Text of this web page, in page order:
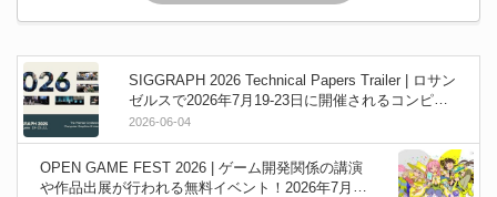
SIGGRAPH 2026 Technical Papers Trailer | ロサン
ゼルスで2026年7月19-23日に開催されるコンピュ
ータグラフィックスとインタラクティブ技術のイ
ベント！技術論文トレーラーが公開！
2026-06-04
OPEN GAME FEST 2026 | ゲーム開発関係の講演
や作品出展が行われる無料イベント！2026年7月11